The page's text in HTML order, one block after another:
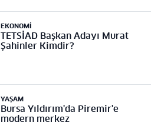
EKONOMI
TETSİAD Başkan Adayı Murat
Şahinler Kimdir?
YAŞAM
Bursa Yıldırım'da Piremir'e
modern merkez